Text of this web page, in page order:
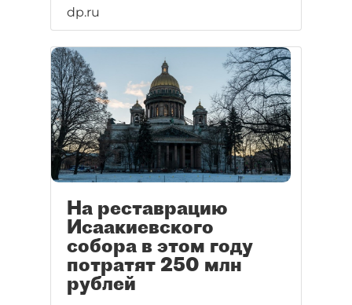
dp.ru
На реставрацию
Исаакиевского
собора в этом году
потратят 250 млн
рублей